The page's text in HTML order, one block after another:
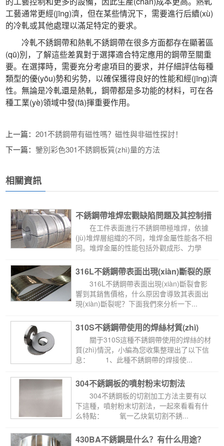
工藝通常更經(jīng)濟，但在某些情況下，需要進行后續(xù)
的冷軋或其他處理以滿足特定的要求。
冷軋不銹鋼帶和熱軋不銹鋼帶在很多方面都存在顯著區
(qū)別，了解這些差異對于選擇適合特定應用的鋼帶至關重
要。在選擇時，需要充分考慮項目的要求，并仔細評估每種
類型的優(yōu)勢和劣勢，以確保獲得良好的性能和經(jīng)濟
性。無論是冷軋還是熱軋，鋼帶都是多功能的材料，可在各
種工業(yè)領域中發(fā)揮重要作用。
上一篇：201不銹鋼帶有磁性嗎？磁性與非磁性探討！
下一篇：鑒別彩色301不銹鋼板質(zhì)量的方法
相關資訊
不銹鋼帶堆焊宏觀缺陷問題及其控制措
在工件表面進行不銹鋼帶極堆焊，依據
(jù)堆焊層組織的不同，堆焊金屬性能各不相
同。堆焊金屬的性能包括外觀成形、力學
316L不銹鋼帶表面出現(xiàn)斷裂的原
316L不銹鋼帶表面出現(xiàn)斷裂會影
響到其銷售價格，什么原因會導致其表面出
現(xiàn)斷裂呢？下面我們來分析一下...
310S不銹鋼帶使用的焊絲材質(zhì)
關于310S這種不銹鋼帶使用的焊絲的材
質(zhì)情況，小編為您收集整理出了以下信
息： 1、此種不銹鋼帶的焊接使...
304不銹鋼板的噴射粉末切割法
304不銹鋼板的切割加工方法主要有以
下這種，噴射粉末切割法，一起來看看有什
么特點： 氧一乙炔氣切割不銹...
430BA不銹鋼是什么？有什么用途？